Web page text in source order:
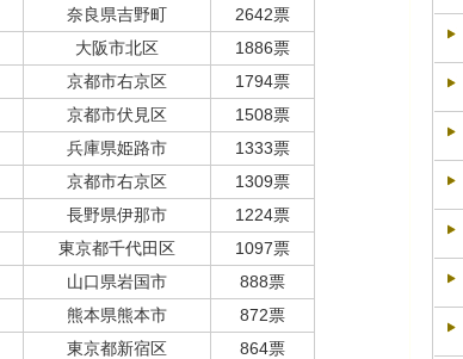
奈良県吉野町
2642票
大阪市北区
1886票
京都市右京区
1794票
京都市伏見区
1508票
兵庫県姫路市
1333票
京都市右京区
1309票
長野県伊那市
1224票
東京都千代田区
1097票
山口県岩国市
888票
熊本県熊本市
872票
東京都新宿区
864票